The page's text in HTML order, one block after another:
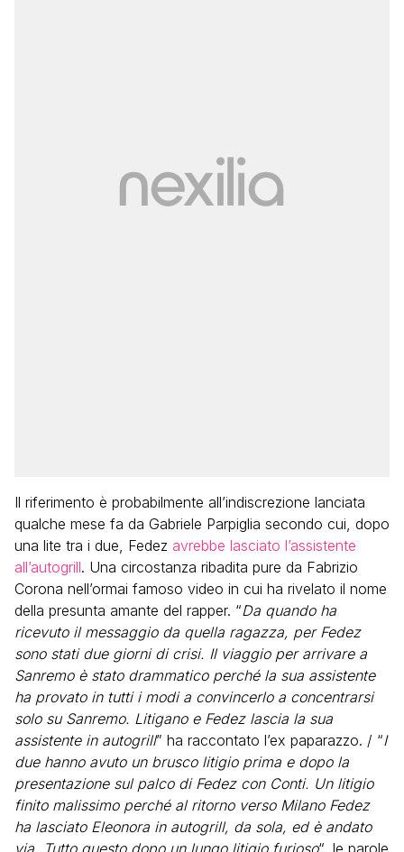
Il riferimento è probabilmente all’indiscrezione lanciata
qualche mese fa da Gabriele Parpiglia secondo cui, dopo
una lite tra i due, Fedez avrebbe lasciato l’assistente
all’autogrill. Una circostanza ribadita pure da Fabrizio
Corona nell’ormai famoso video in cui ha rivelato il nome
della presunta amante del rapper. “Da quando ha
ricevuto il messaggio da quella ragazza, per Fedez
sono stati due giorni di crisi. Il viaggio per arrivare a
Sanremo è stato drammatico perché la sua assistente
ha provato in tutti i modi a convincerlo a concentrarsi
solo su Sanremo. Litigano e Fedez lascia la sua
assistente in autogrill” ha raccontato l’ex paparazzo. / “I
due hanno avuto un brusco litigio prima e dopo la
presentazione sul palco di Fedez con Conti. Un litigio
finito malissimo perché al ritorno verso Milano Fedez
ha lasciato Eleonora in autogrill, da sola, ed è andato
via. Tutto questo dopo un lungo litigio furioso“, le parole